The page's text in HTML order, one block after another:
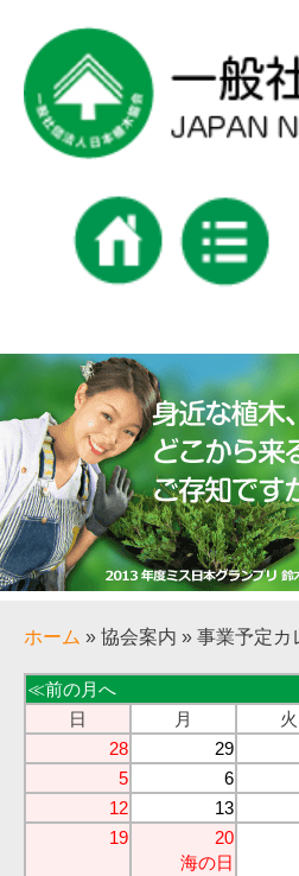
ホーム » 協会案内 » 事業予定カ
≪前の月へ
日 月 火
28
29
5
6
12
13
19
20
海の日